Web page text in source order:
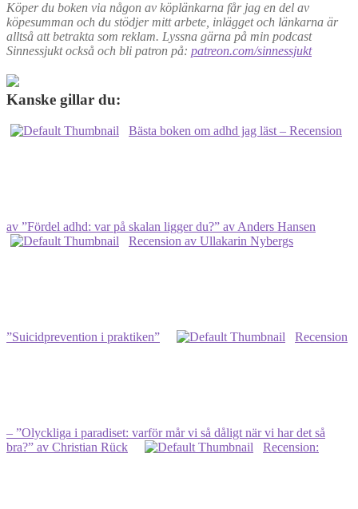
Köper du boken via någon av köplänkarna får jag en del av
köpesumman och du stödjer mitt arbete, inlägget och länkarna är
alltså att betrakta som reklam. Lyssna gärna på min podcast
Sinnessjukt också och bli patron på: patreon.com/sinnessjukt
Kanske gillar du:
Bästa boken om adhd jag läst – Recension
av ”Fördel adhd: var på skalan ligger du?” av Anders Hansen
Recension av Ullakarin Nybergs
”Suicidprevention i praktiken” Recension
– ”Olyckliga i paradiset: varför mår vi så dåligt när vi har det så
bra?” av Christian Rück
Recension: